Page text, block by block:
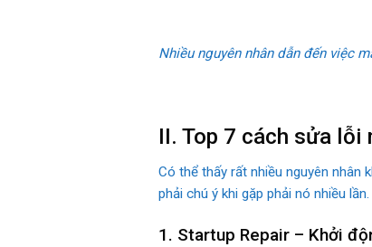
Nhiều nguyên nhân dẫn đến việc
II. Top 7 cách sửa
Có thể thấy rất nhiều nguyên nhân
phải chú ý khi gặp phải nó nhiều
1. Startup Repair – Khởi